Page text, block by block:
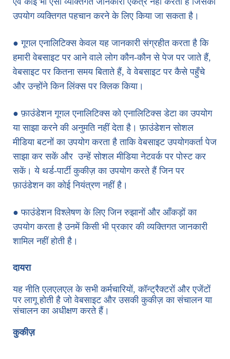
उपयोग व्यक्तिगत पहचान करने के लिए किया जा सकता है।
● गूगल एनालिटिक्स केवल यह जानकारी संग्रहीत करता है कि
हमारी वेबसाइट पर आने वाले लोग कौन-कौन से पेज पर जाते हैं,
वेबसाइट पर कितना समय बिताते हैं, वे वेबसाइट पर कैसे पहुँचे
और उन्होंने किन लिंक्स पर क्लिक किया।
● फ़ाउंडेशन गूगल एनालिटिक्स को एनालिटिक्स डेटा का उपयोग
या साझा करने की अनुमति नहीं देता है। फ़ाउंडेशन सोशल
मीडिया बटनों का उपयोग करता है ताकि वेबसाइट उपयोगकर्ता पेज
साझा कर सकें और उन्हें सोशल मीडिया नेटवर्क पर पोस्ट कर
सकें। ये थर्ड-पार्टी कुकीज़ का उपयोग करते हैं जिन पर
फ़ाउंडेशन का कोई नियंत्रण नहीं है।
● फाउंडेशन विश्लेषण के लिए जिन रुझानों और आँकड़ों का
उपयोग करता है उनमें किसी भी प्रकार की व्यक्तिगत जानकारी
शामिल नहीं होती है।
दायरा
यह नीति एलएलएल के सभी कर्मचारियों, कॉन्ट्रैक्टरों और एजेंटों
पर लागू होती है जो वेबसाइट और उसकी कुकीज़ का संचालन या
संचालन का अधीक्षण करते हैं।
कुकीज़